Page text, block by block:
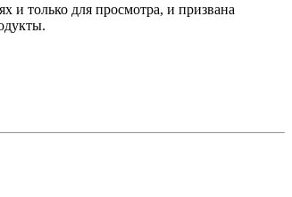
и только для просмотра, и призвана